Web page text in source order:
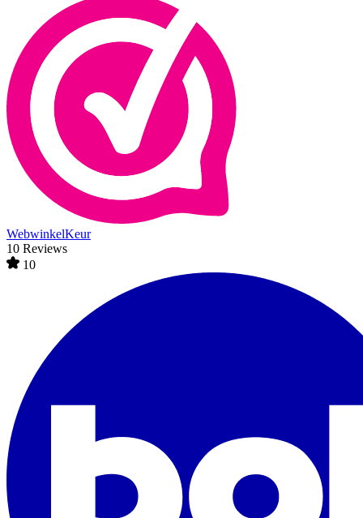
WebwinkelKeur
10 Reviews
10